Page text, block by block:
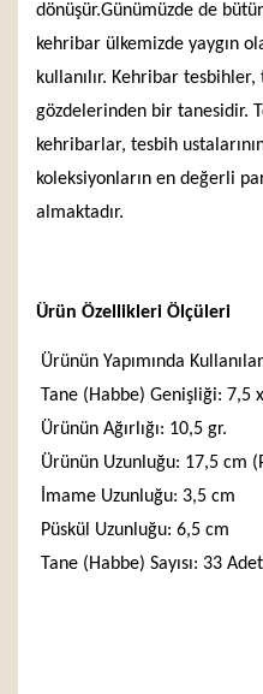
dönüşür.Günümüzde de
kehribar ülkemizde yaygın
kullanılır. Kehribar tesbihler,
gözdelerinden bir tanesidir.
kehribarlar, tesbih
koleksiyonların en değerli
almaktadır.
Ürün Özellikleri Ölçüleri
Ürünün Yapımında
Tane (Habbe) Genişliği: 7,5
Ürünün Ağırlığı: 10,5 gr.
Ürünün Uzunluğu: 17,5 cm
İmame Uzunluğu: 3,5 cm
Püskül Uzunluğu: 6,5 cm
Tane (Habbe) Sayısı: 33 Adet